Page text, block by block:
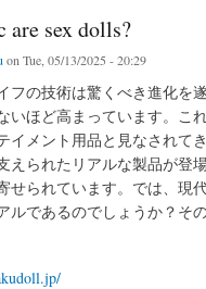
are sex dolls?
on Tue, 05/13/2025 - 20:29
フの技術は驚くべき進化を
いほど高まっています。こ
イメント用品と見なされて
えられたリアルな製品が登
せられています。では、現
ルであるのでしょうか？そ